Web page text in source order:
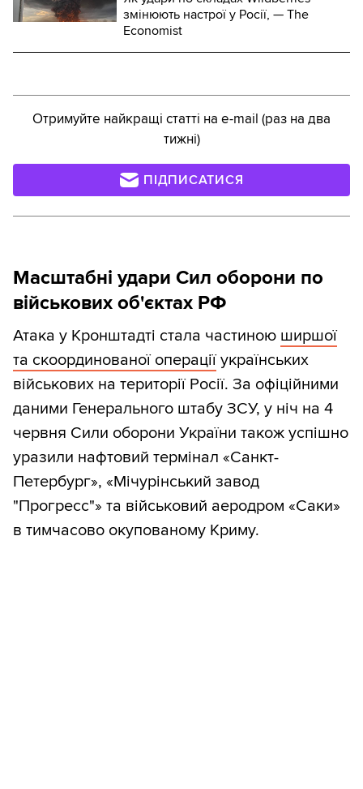
змінюють настрої у Росії, — The
Economist
Отримуйте найкращі статті на e-mail (раз на два
тижні)
ПІДПИСАТИСЯ
Масштабні удари Сил оборони по
військових об'єктах РФ
Атака у Кронштадті стала частиною ширшої
та скоординованої операціїукраїнських
військових на території Росії. За офіційними
даними Генерального штабу ЗСУ, у ніч на 4
червня Сили оборони України також успішно
уразили нафтовий термінал «Санкт-
Петербург», «Мічурінський завод
"Прогресс"» та військовий аеродром «Саки»
в тимчасово окупованому Криму.